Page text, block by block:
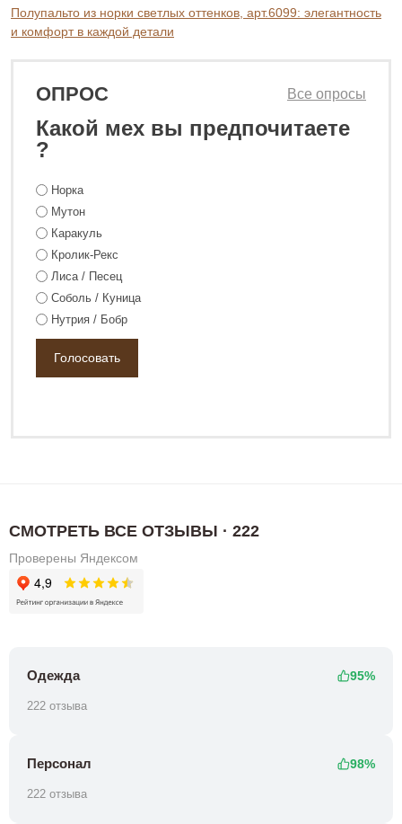
Полупальто из норки светлых оттенков, арт.6099: элегантность
и комфорт в каждой детали
ОПРОС
Какой мех вы предпочитаете
?
Все опросы
Норка
Мутон
Каракуль
Кролик-Рекс
Лиса / Песец
Соболь / Куница
Нутрия / Бобр
СМОТРЕТЬ ВСЕ ОТЗЫВЫ · 222
Проверены Яндексом
Одежда 95%
222 отзыва
Персонал 98%
222 отзыва